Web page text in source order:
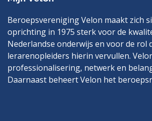
Beroepsvereniging Velon maakt zich
oprichting in 1975 sterk voor de
Nederlandse onderwijs en voor de rol
lerarenopleiders hierin vervullen.
professionalisering, netwerk en
Daarnaast beheert Velon het